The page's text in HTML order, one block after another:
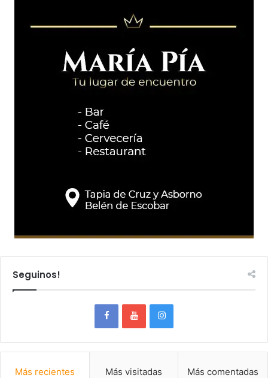
Seguinos!
Más recientes Más visitadas Más comentadas